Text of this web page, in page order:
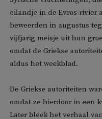
eilandje in de Evros-rivier
beweerden in augustus
vijfjarig meisje uit hun
omdat de Griekse
aldus het weekblad.
De Griekse autoriteiten
omdat ze hierdoor in een
Later bleek het verhaal